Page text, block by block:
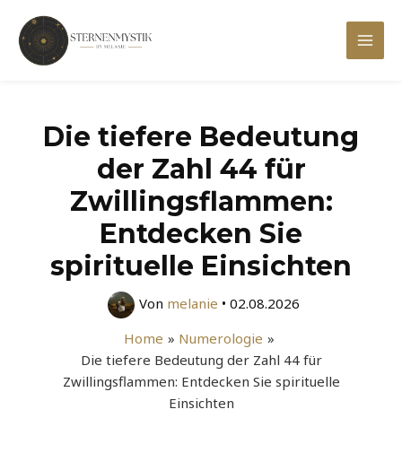
Inhalt
springen
Main
Die tiefere Bedeutung
der Zahl 44 für
Zwillingsflammen:
Entdecken Sie
spirituelle Einsichten
Von melanie • 02.08.2026
Home
Numerologie
Die tiefere Bedeutung der Zahl 44 für
Zwillingsflammen: Entdecken Sie spirituelle
Einsichten